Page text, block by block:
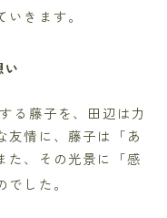
きます。
る藤子を、田辺は力
友情に、藤子は「あ
た、その光景に「感
した。